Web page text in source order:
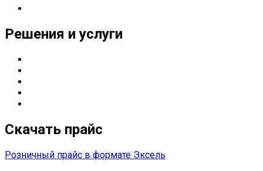
Решения и услуги
Скачать прайс
Розничный прайс в формате Эксель